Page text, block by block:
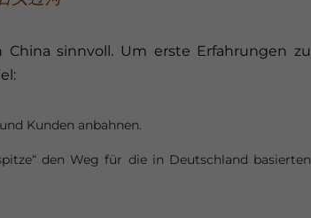
sinnvoll. Um erste Erfahrungen zu
Kunden anbahnen.
den Weg für die in Deutschland basierten